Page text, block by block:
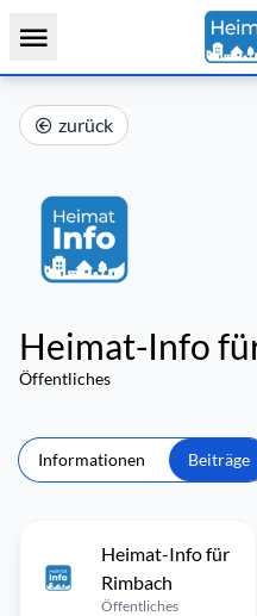
zurück
Heimat-Info
Öffentliches
Informationen Beiträge
Heimat-Info für
Rimbach
Öffentliches